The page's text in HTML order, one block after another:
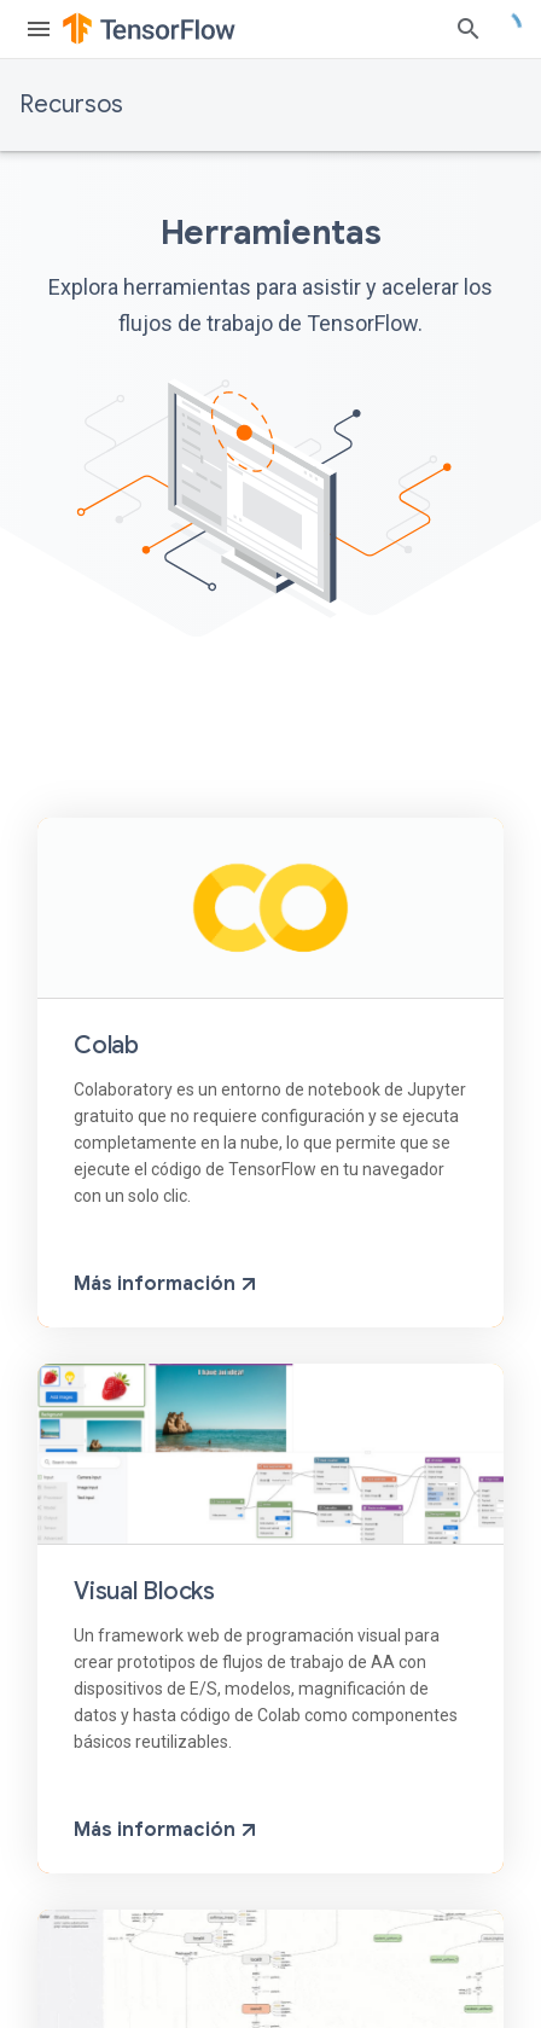
Recursos
Herramientas
Explora herramientas para asistir y acelerar los
flujos de trabajo de TensorFlow.
Colab
Colaboratory es un entorno de notebook de Jupyter
gratuito que no requiere configuración y se ejecuta
completamente en la nube, lo que permite que se
ejecute el código de TensorFlow en tu navegador
con un solo clic.
Más información
Visual Blocks
Un framework web de programación visual para
crear prototipos de flujos de trabajo de AA con
dispositivos de E/S, modelos, magnificación de
datos y hasta código de Colab como componentes
básicos reutilizables.
Más información